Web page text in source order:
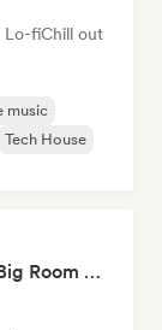
Lo-fiChill out
music
Tech House
Mainstage ⚡ Festival EDM, Big Room & House Anthems